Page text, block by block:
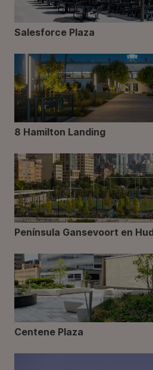
Salesforce Plaza
8 Hamilton Landing
Península Gansevoort en
Centene Plaza